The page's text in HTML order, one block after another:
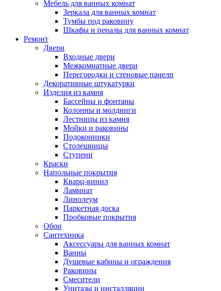
Мебель для ванных комнат
Зеркала для ванных комнат
Тумбы под раковину
Шкафы и пеналы для ванных комнат
Ремонт
Двери
Входные двери
Межкомнатные двери
Перегородки и стеновые панели
Декоративные штукатурки
Изделия из камня
Бассейны и фонтаны
Колонны и молдинги
Лестницы из камня
Мойки и раковины
Подоконники
Столешницы
Ступени
Краски
Напольные покрытия
Кварц-винил
Ламинат
Линолеум
Паркетная доска
Пробковые покрытия
Обои
Сантехника
Аксессуары для ванных комнат
Ванны
Душевые кабины и ограждения
Раковины
Смесители
Унитазы и инсталляции